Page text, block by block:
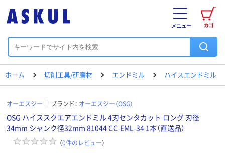
カゴ
メニュー
ホーム 切削工具/研磨材 エンドミル ハイスエンドミル
オーエスジー ブランド： オーエスジー（OSG）
OSG ハイススクエアエンドミル 4刃センタカット ロング 刃径
34mm シャンク径32mm 81044 CC-EML-34 1本（直送品）
（0件のレビュー）